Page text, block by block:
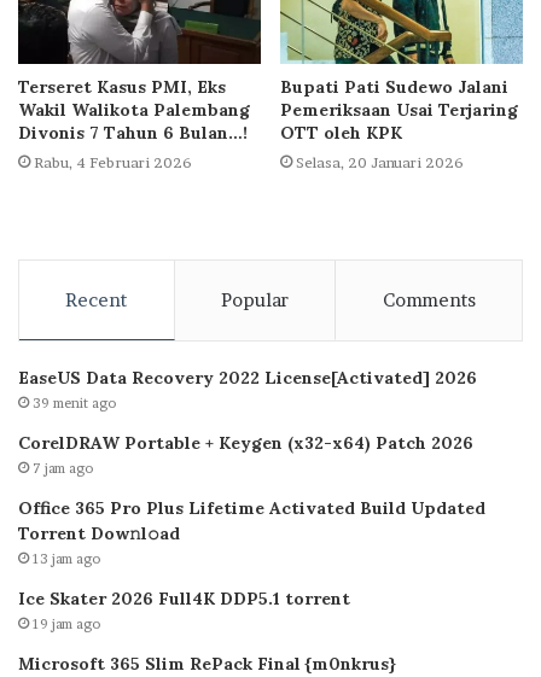
Terseret Kasus PMI, Eks
Wakil Walikota Palembang
Divonis 7 Tahun 6 Bulan…!
Rabu, 4 Februari 2026
Bupati Pati Sudewo Jalani
Pemeriksaan Usai Terjaring
OTT oleh KPK
Selasa, 20 Januari 2026
Recent Popular Comments
EaseUS Data Recovery 2022 License[Activated] 2026
39 menit ago
CorelDRAW Portable + Keygen (x32-x64) Patch 2026
7 jam ago
Office 365 Pro Plus Lifetime Activated Build Updated
Torrent Dow𝚗l𝚘аd
13 jam ago
Ice Skater 2026 Full4K DDP5.1 torrent
19 jam ago
Microsoft 365 Slim RePack Final {m0nkrus}